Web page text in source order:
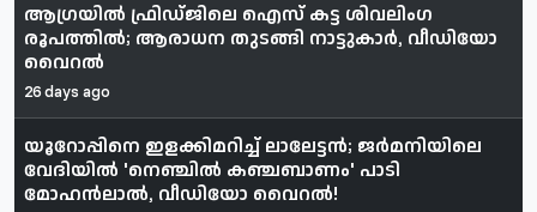
ആഗ്രയിൽ ഫ്രിഡ്ജിലെ ഐസ് കട്ട ശിവലിംഗ
രൂപത്തിൽ; ആരാധന തുടങ്ങി നാട്ടുകാർ, വീഡിയോ
വൈറൽ
26 days ago
യൂറോപ്പിനെ ഇളക്കിമറിച്ച് ലാലേട്ടൻ; ജർമനിയിലെ
വേദിയിൽ 'നെഞ്ചിൽ കഞ്ചബാണം' പാടി
മോഹൻലാൽ, വീഡിയോ വൈറൽ!